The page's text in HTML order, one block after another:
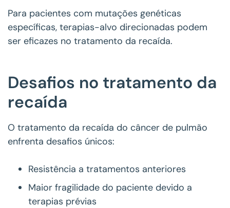
Para pacientes com mutações genéticas
específicas, terapias-alvo direcionadas podem
ser eficazes no tratamento da recaída.
Desafios no tratamento da
recaída
O tratamento da recaída do câncer de pulmão
enfrenta desafios únicos:
Resistência a tratamentos anteriores
Maior fragilidade do paciente devido a
terapias prévias